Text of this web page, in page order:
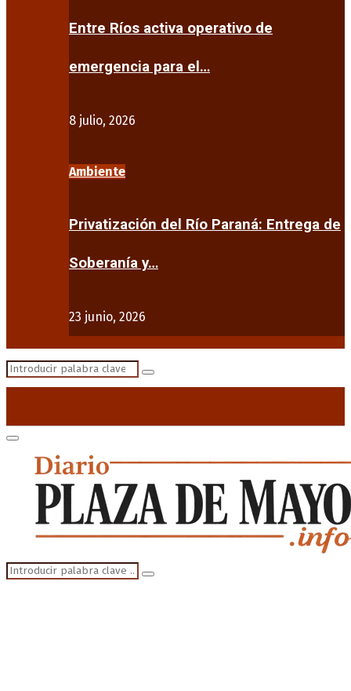
Entre Ríos activa operativo de
emergencia para el…
8 julio, 2026
Ambiente
Privatización del Río Paraná: Entrega de
Soberanía y…
23 junio, 2026
Search
Search
Primary
Menu
Search
for:
Search